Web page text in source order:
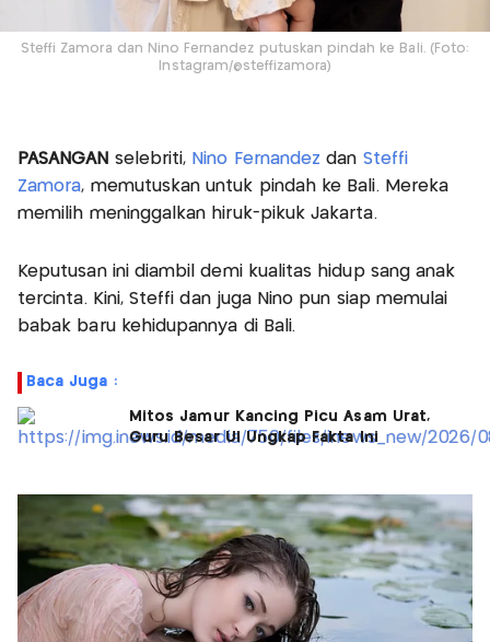
Steffi Zamora dan Nino Fernandez putuskan pindah ke Bali. (Foto:
Instagram/@steffizamora)
PASANGAN selebriti, Nino Fernandez dan Steffi
Zamora, memutuskan untuk pindah ke Bali. Mereka
memilih meninggalkan hiruk-pikuk Jakarta.
Keputusan ini diambil demi kualitas hidup sang anak
tercinta. Kini, Steffi dan juga Nino pun siap memulai
babak baru kehidupannya di Bali.
Baca Juga :
Mitos Jamur Kancing Picu Asam Urat,
Guru Besar UI Ungkap Fakta Ini